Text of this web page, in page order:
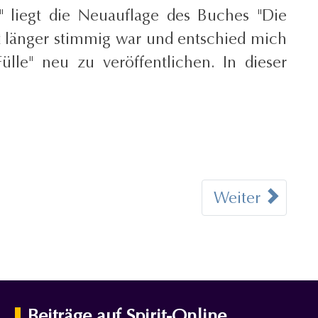
die Neuauflage des Buches "Die
stimmig war und entschied mich
neu zu veröffentlichen. In dieser
Weiter